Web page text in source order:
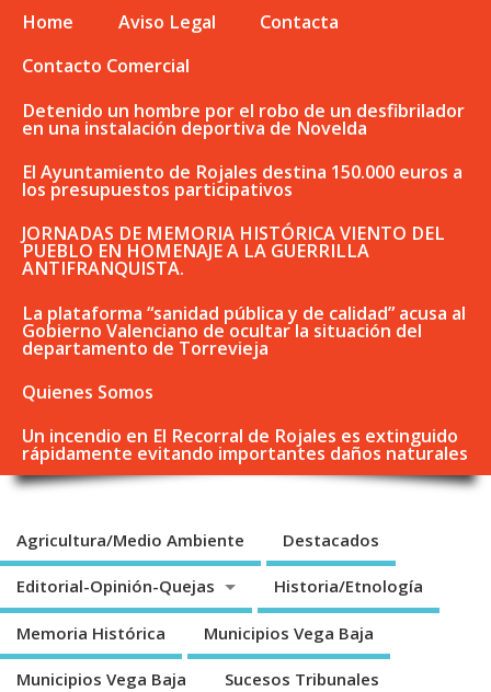
Home Aviso Legal
Contacta
Contacto Comercial
Detenido un hombre por el robo de un desfibrilador
en una instalación deportiva de Novelda
El Ayuntamiento de Rojales destina 150.000 euros a
los presupuestos participativos
JORNADAS DE MEMORIA HISTÓRICA VIENTO DEL
PUEBLO EN HOMENAJE A LA GUERRILLA
ANTIFRANQUISTA.
La plataforma “sanidad pública y de calidad” acusa al
Gobierno Valenciano de ocultar la situación del
departamento de Torrevieja
Quienes Somos
Un incendio en El Recorral de Rojales es extinguido
rápidamente evitando importantes daños naturales
Agricultura/Medio Ambiente Destacados
Editorial-Opinión-Quejas Historia/Etnología
Memoria Histórica Municipios Vega Baja
Municipios Vega Baja Sucesos Tribunales